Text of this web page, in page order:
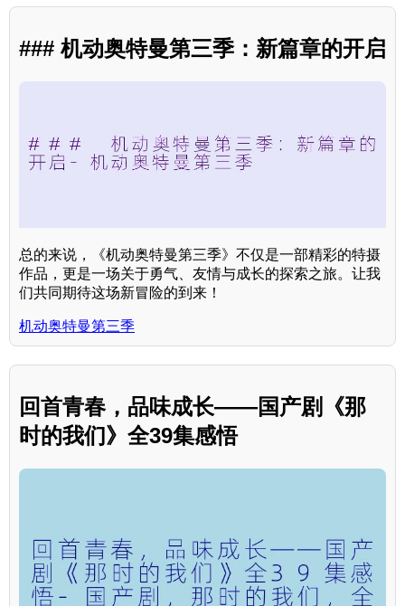
### 机动奥特曼第三季：新篇章的开启
总的来说，《机动奥特曼第三季》不仅是一部精彩的特摄
作品，更是一场关于勇气、友情与成长的探索之旅。让我
们共同期待这场新冒险的到来！
机动奥特曼第三季
回首青春，品味成长——国产剧《那
时的我们》全39集感悟